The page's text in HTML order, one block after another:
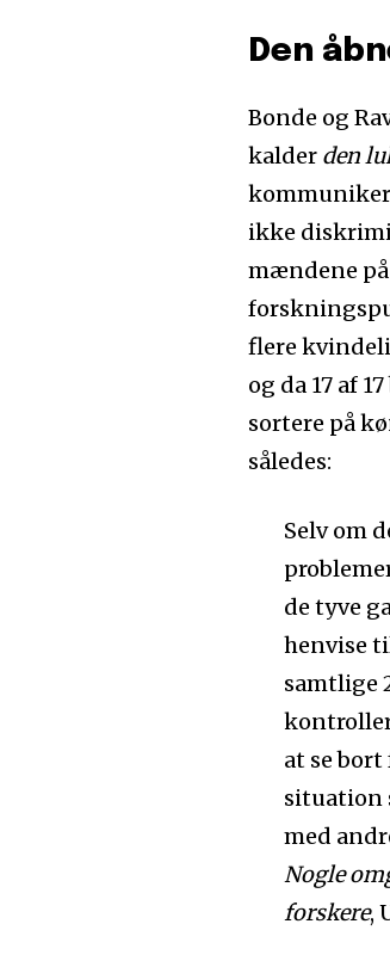
Den
Bonde og
kalder den
ikke
mændene
flere
og da 17 af
sortere på
således:
Selv om
de tyve
henvise
samtlige
at se
situation
med
Nogle
forskere,